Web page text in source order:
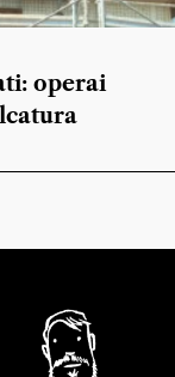
operai